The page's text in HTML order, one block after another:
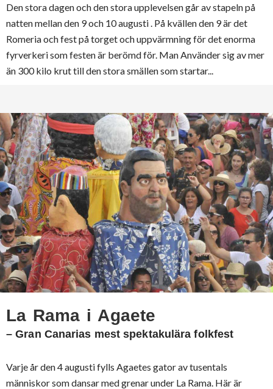
Den stora dagen och den stora upplevelsen går av stapeln på
natten mellan den 9 och 10 augusti . På kvällen den 9 är det
Romeria och fest på torget och uppvärmning för det enorma
fyrverkeri som festen är berömd för. Man Använder sig av mer
än 300 kilo krut till den stora smällen som startar...
La Rama i Agaete
– Gran Canarias mest spektakulära folkfest
Varje år den 4 augusti fylls Agaetes gator av tusentals
människor som dansar med grenar under La Rama. Här är